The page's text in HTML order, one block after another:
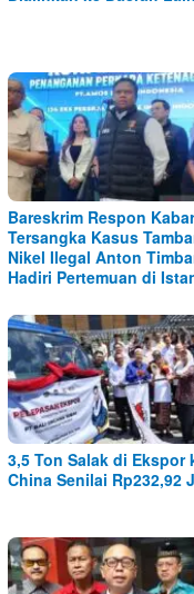
Bareskrim Respon Kabar
Tersangka Kasus
Nikel Ilegal Anton
Hadiri Pertemuan di
3,5 Ton Salak di Ekspor
China Senilai Rp232,92